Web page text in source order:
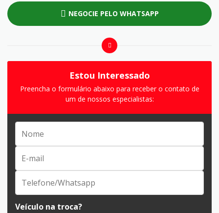
NEGOCIE PELO WHATSAPP
Estou Interessado
Preencha o formulário abaixo para receber o contato de
um de nossos especialistas:
Veículo na troca?